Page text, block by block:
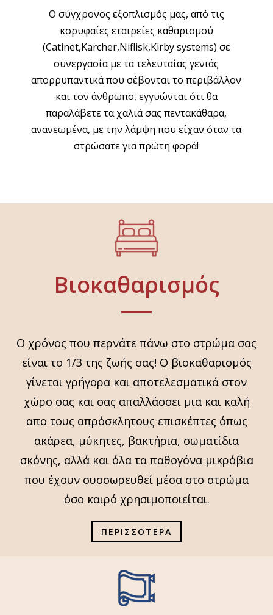
Ο σύγχρονος εξοπλισμός μας, από τις
κορυφαίες εταιρείες καθαρισμού
(Catinet,Karcher,Niflisk,Kirby systems) σε
συνεργασία με τα τελευταίας γενιάς
απορρυπαντικά που σέβονται το περιβάλλον
και τον άνθρωπο, εγγυώνται ότι θα
παραλάβετε τα χαλιά σας πεντακάθαρα,
ανανεωμένα, με την λάμψη που είχαν όταν τα
στρώσατε για πρώτη φορά!
Βιοκαθαρισμός
Ο χρόνος που περνάτε πάνω στο στρώμα σας
είναι το 1/3 της ζωής σας! Ο βιοκαθαρισμός
γίνεται γρήγορα και αποτελεσματικά στον
χώρο σας και σας απαλλάσσει μια και καλή
απο τους απρόσκλητους επισκέπτες όπως
ακάρεα, μύκητες, βακτήρια, σωματίδια
σκόνης, αλλά και όλα τα παθογόνα μικρόβια
που έχουν συσσωρευθεί μέσα στο στρώμα
όσο καιρό χρησιμοποιείται.
ΠΕΡΙΣΣΟΤΕΡΑ